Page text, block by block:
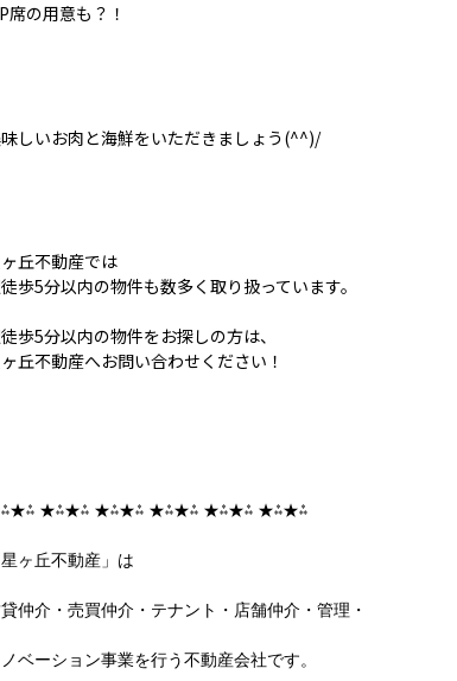
席の用意も？！
しいお肉と海鮮をいただきましょう(^^)/
丘不動産では
歩5分以内の物件も数多く取り扱っています。
歩5分以内の物件をお探しの方は、
丘不動産へお問い合わせください！
★⁂★⁂ ★⁂★⁂ ★⁂★⁂ ★⁂★⁂ ★⁂★⁂
星ヶ丘不動産」は
仲介・売買仲介・テナント・店舗仲介・管理・
ノベーション事業を行う不動産会社です。